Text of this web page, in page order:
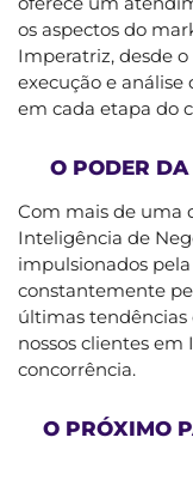
os aspectos do
Imperatriz, desde
execução e análise
em cada etapa do
O PODER
Com mais de uma
Inteligência de
impulsionados
constantemente
últimas tendências
nossos clientes
concorrência.
O PRÓXIMO